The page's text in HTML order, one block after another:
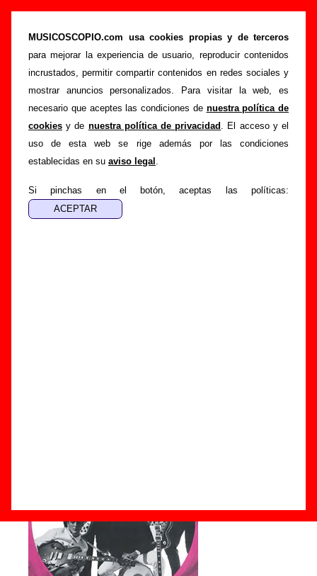
MUSICOSCOPIO.com usa cookies propias y de terceros
para mejorar la experiencia de usuario, reproducir contenidos
incrustados, permitir compartir contenidos en redes sociales y
mostrar anuncios personalizados. Para visitar la web, es
necesario que aceptes las condiciones de nuestra política de
cookies y de nuestra política de privacidad . El acceso y el
uso de esta web se rige además por las condiciones
establecidas en su aviso legal .
Si pinchas en el botón, aceptas las políticas:
Biografía de Agentes Secretos: miembros,
historia y publicaciones
Portada >Agentes Secretos
Esta página recopila información sobre la biografía de
Agentes Secretos: sus componentes iniciales y los
cambios de formación, su trayectoria y otros grupos
relacionados, los discos y las canciones que han publicado,
enlaces con información adicional... Si lo deseas, puedes
información o corrigiendo la existente.
El texto de esta biografía fue escrito por Guillermo Albaida